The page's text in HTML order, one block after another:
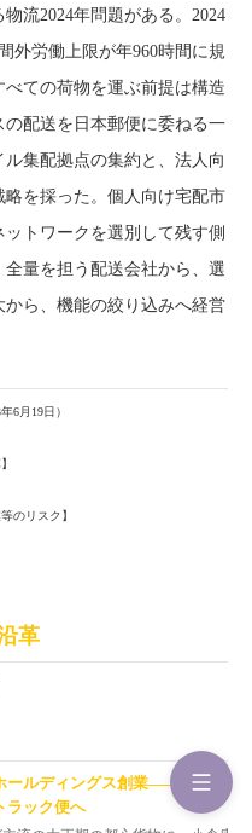
流2024年問題がある。2024
外労働上限が年960時間に規
ての荷物を運ぶ前提は構造
配送を日本郵便に委ねる一
集配拠点の集約と、法人向
を採った。個人向け宅配市
トワークを選別して残す側
量を担う配送会社から、選
ら、機能の絞り込みへ経営
6月19日）
のリスク】
革
ールディングス創業——東京京橋
ラック便へ